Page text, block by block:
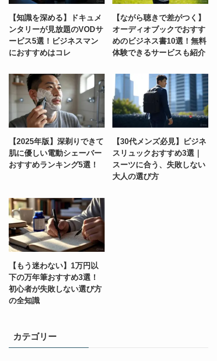
【知識を深める】ドキュメ
ンタリーが見放題のVODサ
ービス5選！ビジネスマン
におすすめはコレ
【ながら聴きで差がつく】
オーディオブックでおすす
めのビジネス書10選！無料
体験できるサービスも紹介
【2025年版】深剃りできて
肌に優しい電動シェーバー
おすすめランキング5選！
【30代メンズ必見】ビジネ
スリュックおすすめ3選｜
スーツに合う、失敗しない
大人の選び方
【もう迷わない】1万円以
下の万年筆おすすめ3選！
初心者が失敗しない選び方
の全知識
カテゴリー